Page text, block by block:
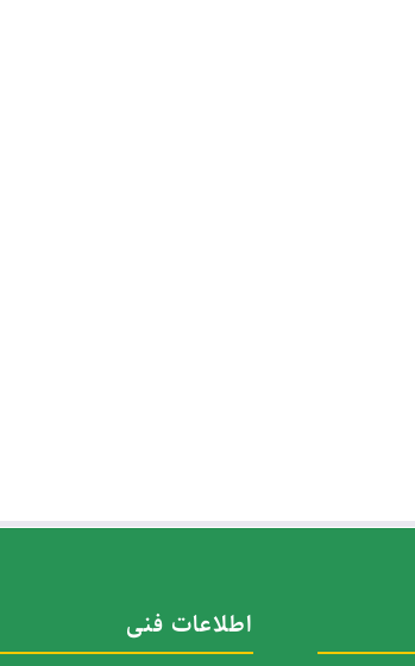
اطلاعات فنی